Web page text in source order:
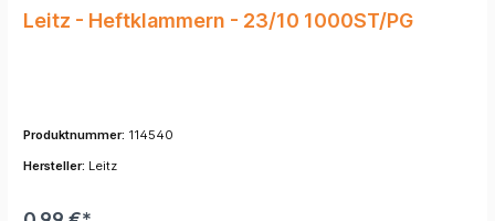
Leitz - Heftklammern - 23/10 1000ST/PG
Produktnummer: 114540
Hersteller: Leitz